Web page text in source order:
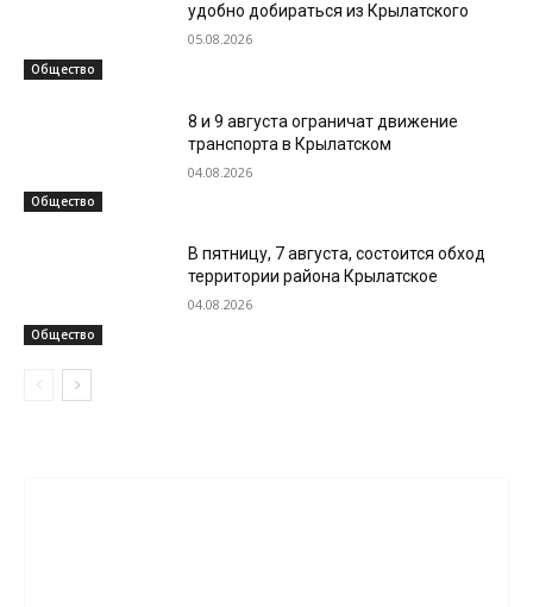
Общество
удобно добираться из Крылатского
05.08.2026
Общество
8 и 9 августа ограничат движение
транспорта в Крылатском
04.08.2026
Общество
В пятницу, 7 августа, состоится обход
территории района Крылатское
04.08.2026